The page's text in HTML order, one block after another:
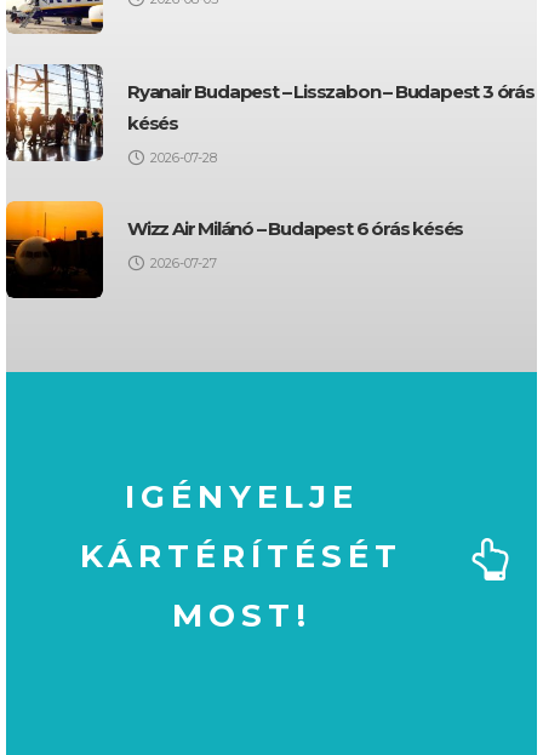
Ryanair Budapest – Lisszabon – Budapest 3 órás
késés
2026-07-28
Wizz Air Milánó – Budapest 6 órás késés
2026-07-27
IGÉNYELJE
KÁRTÉRÍTÉSÉT
MOST!